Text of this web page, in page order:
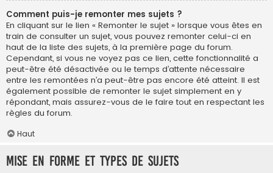
Comment puis-je remonter mes sujets ?
En cliquant sur le lien « Remonter le sujet » lorsque vous êtes en
train de consulter un sujet, vous pouvez remonter celui-ci en
haut de la liste des sujets, à la première page du forum.
Cependant, si vous ne voyez pas ce lien, cette fonctionnalité a
peut-être été désactivée ou le temps d’attente nécessaire
entre les remontées n’a peut-être pas encore été atteint. Il est
également possible de remonter le sujet simplement en y
répondant, mais assurez-vous de le faire tout en respectant les
règles du forum.
Haut
Mise en forme et types de sujets